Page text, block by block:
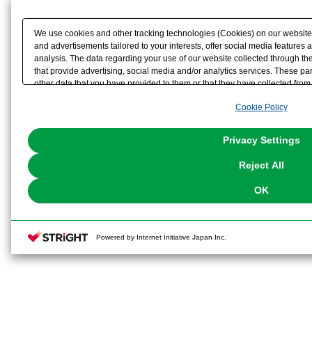
We use cookies and other tracking technologies (Cookies) on our
and advertisements tailored to your interests, offer social media features
analysis. The data regarding your use of our website collected through
that provide advertising, social media and/or analytics services. These
other data that you have provided to them or that they have collected
the use of all Cookies except for Strictly Necessary Cookies, please
Cookie Policy
Privacy Settings
Reject All
OK
Powered by Internet Initiative Japan Inc.